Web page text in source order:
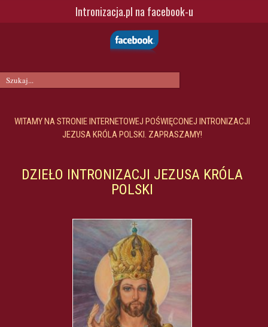
Intronizacja.pl na facebook-u
WITAMY NA STRONIE INTERNETOWEJ POŚWIĘCONEJ INTRONIZACJI
JEZUSA KRÓLA POLSKI. ZAPRASZAMY!
DZIEŁO INTRONIZACJI JEZUSA KRÓLA
POLSKI